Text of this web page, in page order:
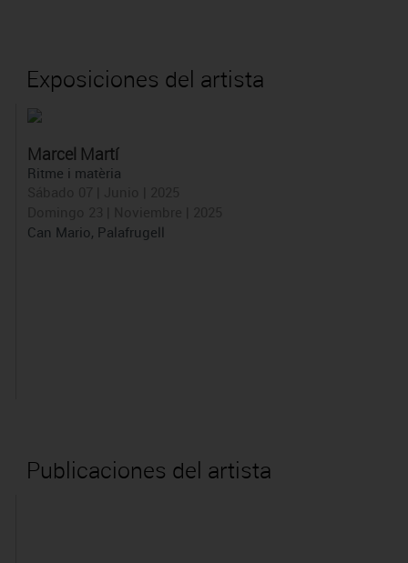
Exposiciones del artista
Marcel Martí
Ritme i matèria
Can Mario, Palafrugell
Publicaciones del artista